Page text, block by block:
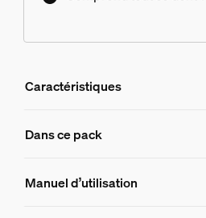
Caractéristiques
Caractéristiques
8719514872295
Dans ce pack
Manuel d’utilisation